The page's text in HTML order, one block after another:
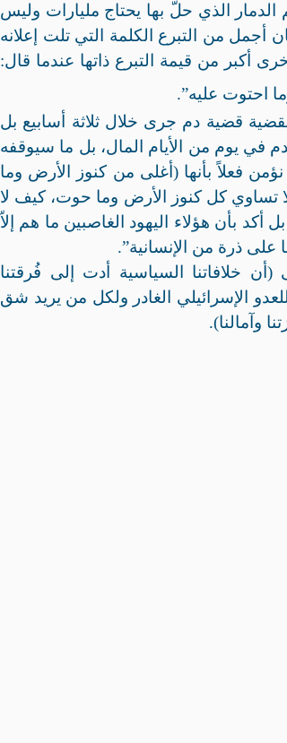
الذي حلَّ بها يحتاج مليارات وليس
أجمل من التبرع الكلمة التي تلت إعلانه
أكبر من قيمة التبرع ذاتها عندما قال:
احتوت عليه”.
قضية دم جرى خلال ثلاثة أسابيع بل
في يوم من الأيام المال، بل ما سيوقفه
فعلاً بأنها (أغلى من كنوز الأرض وما
تساوي كل كنوز الأرض وما حوت، كيف لا
بأن هؤلاء اليهود الغاصبين ما هم إلاّ
على ذرة من الإنسانية”.
خلافاتنا السياسية أدت إلى فُرقتنا
الإسرائيلي الغادر ولكل من يريد شق
وآمالنا).